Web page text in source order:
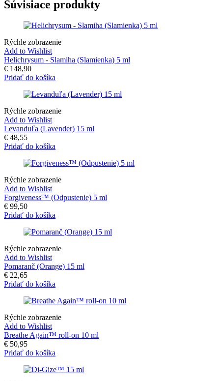
Súvisiace produkty
Rýchle zobrazenie
Add to Wishlist
Helichrysum - Slamiha (Slamienka) 5 ml
€ 148,90
Pridať do košíka
Rýchle zobrazenie
Add to Wishlist
Levanduľa (Lavender) 15 ml
€ 48,55
Pridať do košíka
Rýchle zobrazenie
Add to Wishlist
Forgiveness™ (Odpustenie) 5 ml
€ 99,50
Pridať do košíka
Rýchle zobrazenie
Add to Wishlist
Pomaranč (Orange) 15 ml
€ 22,65
Pridať do košíka
Rýchle zobrazenie
Add to Wishlist
Breathe Again™ roll-on 10 ml
€ 50,95
Pridať do košíka